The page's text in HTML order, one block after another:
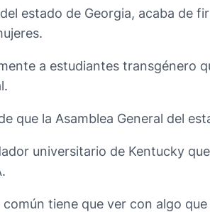
estado de Georgia, acaba de
a estudiantes transgénero
que la Asamblea General del
universitario de Kentucky
tiene que ver con algo